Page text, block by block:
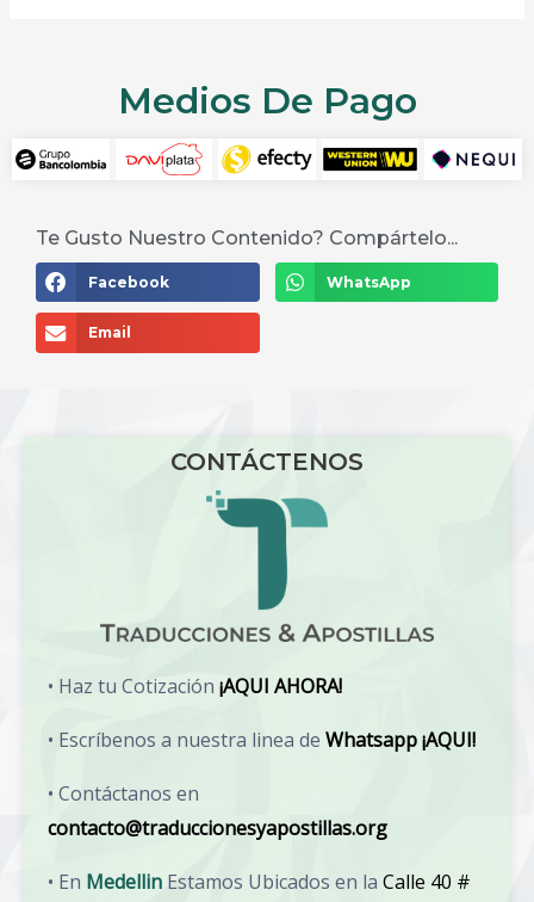
Medios De Pago
Te Gusto Nuestro Contenido? Compártelo...
Facebook WhatsApp
Email
CONTÁCTENOS
• Haz tu Cotización ¡AQUI AHORA!
• Escríbenos a nuestra linea de Whatsapp ¡AQUI!
• Contáctanos en
contacto@traduccionesyapostillas.org
• En Medellin Estamos Ubicados en la Calle 40 #